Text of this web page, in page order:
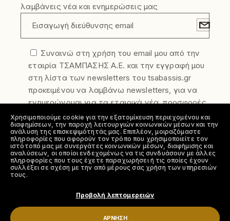
λαμβάνεις νέα και ενημερώσεις μας
Συναινώ στη χρήση του email μου από την
εταιρία ΤΣΑΜΠΑΣΗΣ Α.Ε. και την εγγραφή μου
στη λίστα των newsletters του tsabassis.gr
προκειμένου να λαμβάνω newsletters, για να
ενημερώνομαι για τα εταιρικά νέα, προσφορές
και τα νέα προϊόντα της εταιρίας. Η
συγκατάθεση σας μπορεί να ανακληθεί
ελεύθερα οποιαδήποτε στιγμή. Για να
απεγγραφείτε από την λίστα αποστολής
newsletter στείλτε μας το αίτημα σας στο
Συμφωνώ με την πολιτική απορρήτου
Χρησιμοποιούμε cookie για την εξατομίκευση περιεχομένου και
διαφημίσεων, την παροχή λειτουργιών κοινωνικών μέσων και την
ανάλυση της επισκεψιμότητάς μας. Επιπλέον, μοιραζόμαστε
πληροφορίες που αφορούν τον τρόπο που χρησιμοποιείτε τον
ιστότοπό μας με συνεργάτες κοινωνικών μέσων, διαφήμισης και
αναλύσεων, οι οποίοι ενδεχομένως να τις συνδυάσουν με άλλες
πληροφορίες που τους έχετε παραχωρήσει ή τις οποίες έχουν
συλλέξει σε σχέση με την από μέρους σας χρήση των υπηρεσιών
τους.
Προβολή λεπτομερειών
ΆΡΝΗΣΗ